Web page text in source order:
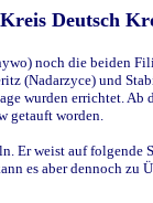
Deutsch
noch die beiden
(Nadarzyce) und
wurden errichtet. Ab
getauft worden.
Er weist auf folgende
es aber dennoch zu